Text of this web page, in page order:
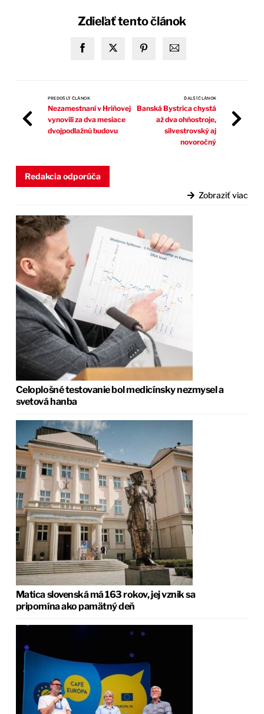
Zdieľať tento článok
PREDOŠLÝ ČLÁNOK
Nezamestnaní v Hriňovej
vynovili za dva mesiace
dvojpodlažnú budovu
ĎALŠÍ ČLÁNOK
Banská Bystrica chystá
až dva ohňostroje,
silvestrovský aj
novoročný
Redakcia odporúča
Zobraziť viac
Celoplošné testovanie bol medicínsky nezmysel a
svetová hanba
Matica slovenská má 163 rokov, jej vznik sa
pripomína ako pamätný deň